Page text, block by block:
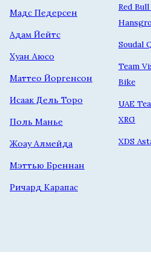
Мадс Педерсен
Адам Йейтс
Хуан Аюсо
Маттео Йоргенсон
Исаак Дель Торо
Поль Манье
Жоау Алмейда
Мэттью Бреннан
Ричард Карапас
Red
Soudal
Team
Bike
UAE
XRG
XDS